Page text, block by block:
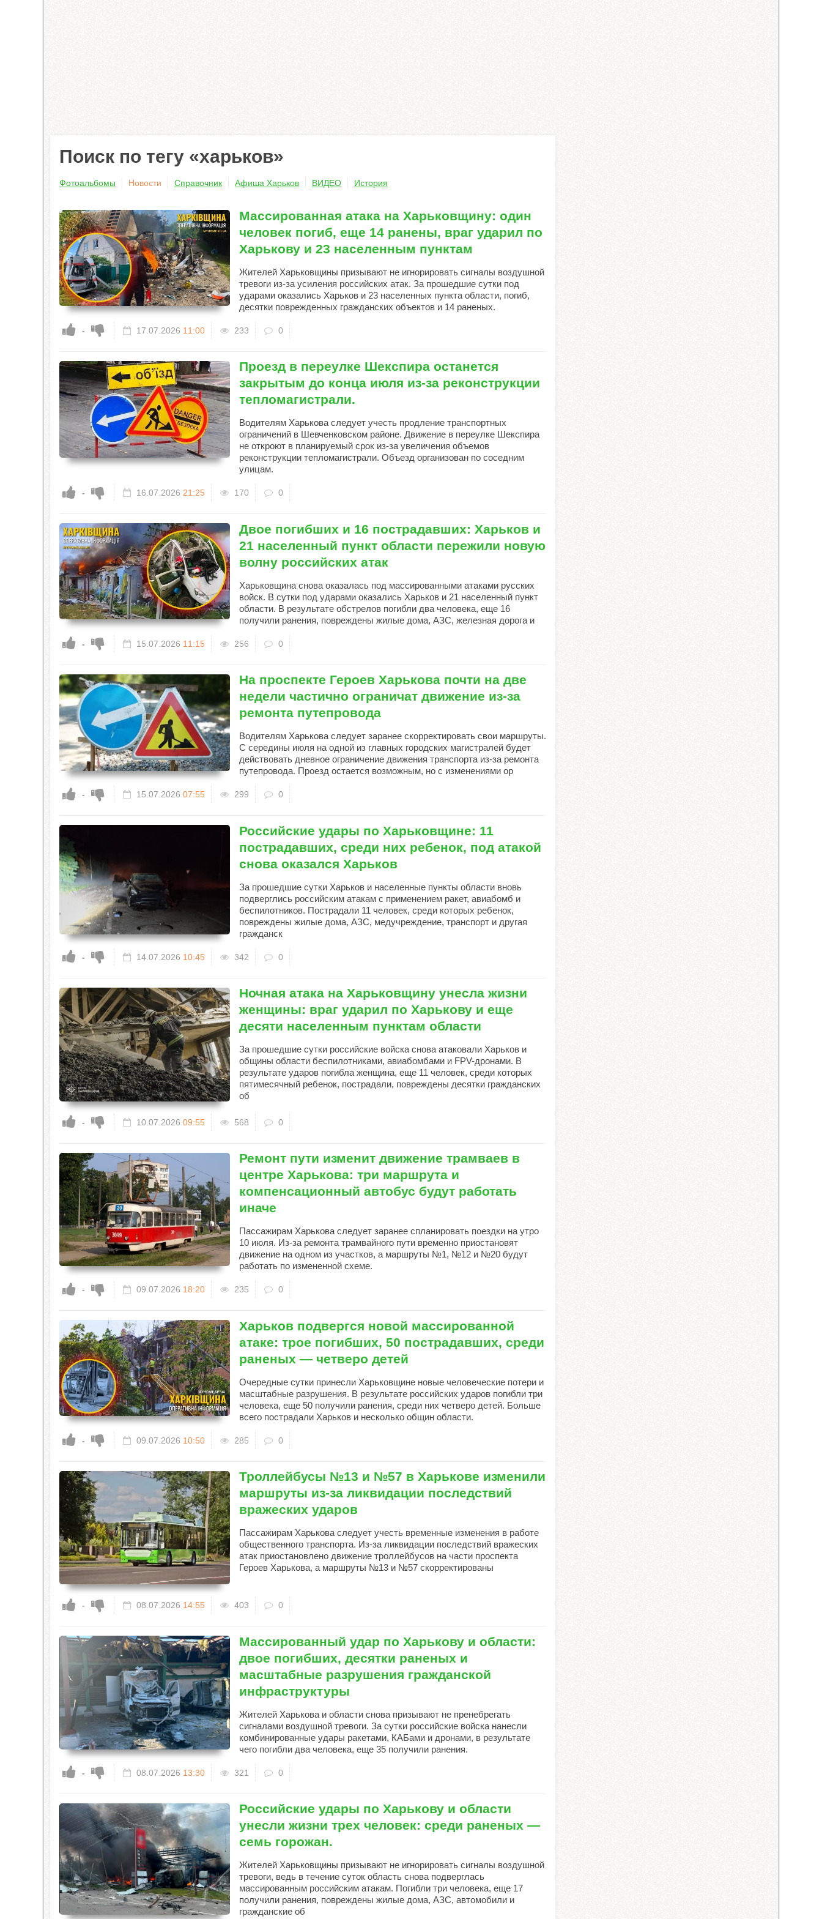
Поиск по тегу «харьков»
Фотоальбомы Новости Справочник Афиша Харьков ВИДЕО История
Массированная атака на Харьковщину: один
человек погиб, еще 14 ранены, враг ударил по
Харькову и 23 населенным пунктам
Жителей Харьковщины призывают не игнорировать сигналы воздушной
тревоги из-за усиления российских атак. За прошедшие сутки под
ударами оказались Харьков и 23 населенных пункта области, погиб,
десятки поврежденных гражданских объектов и 14 раненых.
- 17.07.2026 11:00 233 0
Проезд в переулке Шекспира останется
закрытым до конца июля из-за реконструкции
тепломагистрали.
Водителям Харькова следует учесть продление транспортных
ограничений в Шевченковском районе. Движение в переулке Шекспира
не откроют в планируемый срок из-за увеличения объемов
реконструкции тепломагистрали. Объезд организован по соседним
улицам.
- 16.07.2026 21:25 170 0
Двое погибших и 16 пострадавших: Харьков и
21 населенный пункт области пережили новую
волну российских атак
Харьковщина снова оказалась под массированными атаками русских
войск. В сутки под ударами оказались Харьков и 21 населенный пункт
области. В результате обстрелов погибли два человека, еще 16
получили ранения, повреждены жилые дома, АЗС, железная дорога и
- 15.07.2026 11:15 256 0
На проспекте Героев Харькова почти на две
недели частично ограничат движение из-за
ремонта путепровода
Водителям Харькова следует заранее скорректировать свои маршруты.
С середины июля на одной из главных городских магистралей будет
действовать дневное ограничение движения транспорта из-за ремонта
путепровода. Проезд остается возможным, но с изменениями ор
- 15.07.2026 07:55 299 0
Российские удары по Харьковщине: 11
пострадавших, среди них ребенок, под атакой
снова оказался Харьков
За прошедшие сутки Харьков и населенные пункты области вновь
подверглись российским атакам с применением ракет, авиабомб и
беспилотников. Пострадали 11 человек, среди которых ребенок,
повреждены жилые дома, АЗС, медучреждение, транспорт и другая
гражданск
- 14.07.2026 10:45 342 0
Ночная атака на Харьковщину унесла жизни
женщины: враг ударил по Харькову и еще
десяти населенным пунктам области
За прошедшие сутки российские войска снова атаковали Харьков и
общины области беспилотниками, авиабомбами и FPV-дронами. В
результате ударов погибла женщина, еще 11 человек, среди которых
пятимесячный ребенок, пострадали, повреждены десятки гражданских
об
- 10.07.2026 09:55 568 0
Ремонт пути изменит движение трамваев в
центре Харькова: три маршрута и
компенсационный автобус будут работать
иначе
Пассажирам Харькова следует заранее спланировать поездки на утро
10 июля. Из-за ремонта трамвайного пути временно приостановят
движение на одном из участков, а маршруты №1, №12 и №20 будут
работать по измененной схеме.
- 09.07.2026 18:20 235 0
Харьков подвергся новой массированной
атаке: трое погибших, 50 пострадавших, среди
раненых — четверо детей
Очередные сутки принесли Харьковщине новые человеческие потери и
масштабные разрушения. В результате российских ударов погибли три
человека, еще 50 получили ранения, среди них четверо детей. Больше
всего пострадали Харьков и несколько общин области.
- 09.07.2026 10:50 285 0
Троллейбусы №13 и №57 в Харькове изменили
маршруты из-за ликвидации последствий
вражеских ударов
Пассажирам Харькова следует учесть временные изменения в работе
общественного транспорта. Из-за ликвидации последствий вражеских
атак приостановлено движение троллейбусов на части проспекта
Героев Харькова, а маршруты №13 и №57 скорректированы
- 08.07.2026 14:55 403 0
Массированный удар по Харькову и области:
двое погибших, десятки раненых и
масштабные разрушения гражданской
инфраструктуры
Жителей Харькова и области снова призывают не пренебрегать
сигналами воздушной тревоги. За сутки российские войска нанесли
комбинированные удары ракетами, КАБами и дронами, в результате
чего погибли два человека, еще 35 получили ранения.
- 08.07.2026 13:30 321 0
Российские удары по Харькову и области
унесли жизни трех человек: среди раненых —
семь горожан.
Жителей Харьковщины призывают не игнорировать сигналы воздушной
тревоги, ведь в течение суток область снова подверглась
массированным российским атакам. Погибли три человека, еще 17
получили ранения, повреждены жилые дома, АЗС, автомобили и
гражданские об